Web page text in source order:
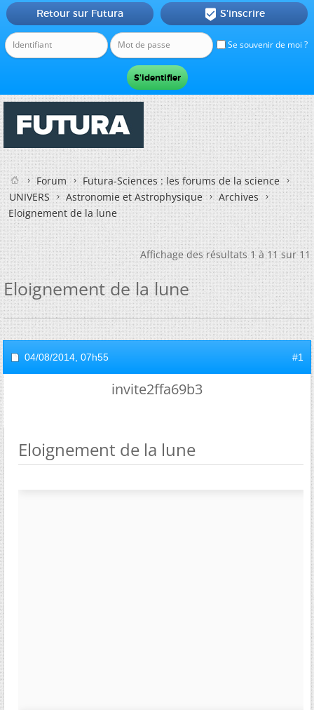
Se souvenir de moi ?
Retour sur Futura  S'inscrire
Forum
Futura-Sciences : les forums de la science
UNIVERS
Astronomie et Astrophysique
Archives
Eloignement de la lune
Affichage des résultats 1 à 11 sur 11
Eloignement de la lune
04/08/2014, 07h55 #1
invite2ffa69b3
Eloignement de la lune